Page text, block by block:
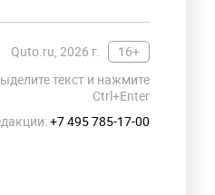
Quto.ru, 2026 г.
16+
текст и нажмите
Ctrl+Enter
+7 495 785-17-00